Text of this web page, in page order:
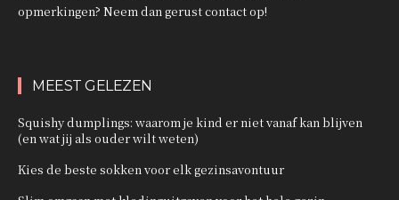
opmerkingen? Neem dan gerust contact op!
MEEST GELEZEN
Squishy dumplings: waarom je kind er niet vanaf kan blijven
(en wat jij als ouder wilt weten)
Kies de beste sokken voor elk gezinsavontuur